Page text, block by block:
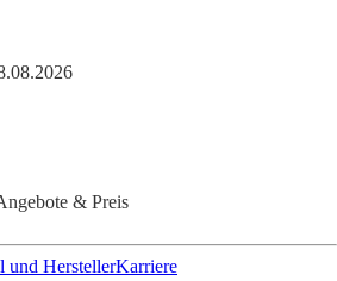
& Preis
und HerstellerKarriere